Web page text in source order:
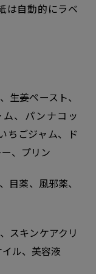
は自動的にラベ
生姜ペースト、
、パンナコッ
ちごジャム、ド
、プリン
目薬、風邪薬、
スキンケアクリ
ル、美容液